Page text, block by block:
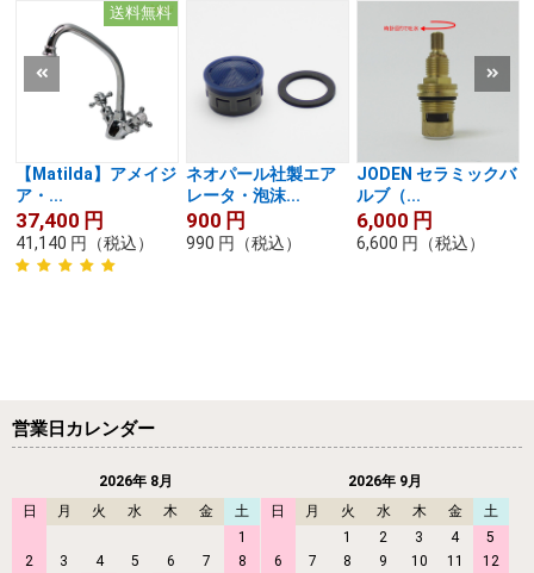
送料無料
【Matilda】アメイジ
ア・...
37,400 円
41,140 円 （税込）
ネオパール社製エア
レータ・泡沫...
900 円
990 円 （税込）
JODEN セラミックバ
ルブ（...
6,000 円
6,600 円 （税込）
営業日カレンダー
2026年 8月
日
月 火 水 木 金
土
1
2
3 4 5 6 7
8
2026年 9月
日
月 火 水 木 金
土
1
2 3 4
5
6
7 8 9 10 11
12